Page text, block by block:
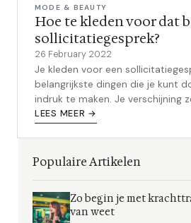
MODE & BEAUTY
Hoe te kleden voor dat
sollicitatiegesprek?
26 February 2022
Je kleden voor een
belangrijkste dingen die je kunt
indruk te maken. Je verschijning
nl. een boodschap over...
LEES MEER →
Populaire Artikelen
Zo begin je met
van weet